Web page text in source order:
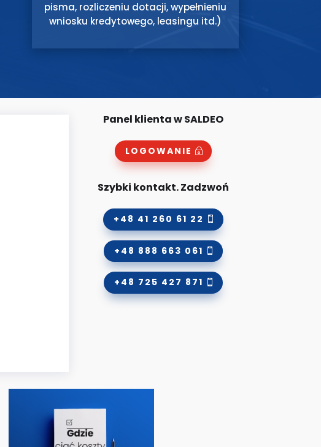
pisma, rozliczeniu dotacji, wypełnieniu
wniosku kredytowego, leasingu itd.)
Panel klienta w SALDEO
LOGOWANIE
Szybki kontakt. Zadzwoń
+48 41 260 61 22
+48 888 663 061
+48 725 427 871